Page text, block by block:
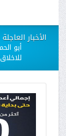
الأخبار العاجلة